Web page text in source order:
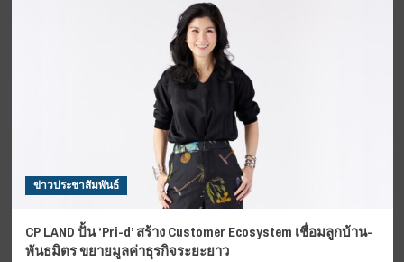
ข่าวประชาสัมพันธ์
CP LAND ปั้น ‘Pri-d’ สร้าง Customer Ecosystem เชื่อมลูกบ้าน-
พันธมิตร ขยายมูลค่าธุรกิจระยะยาว